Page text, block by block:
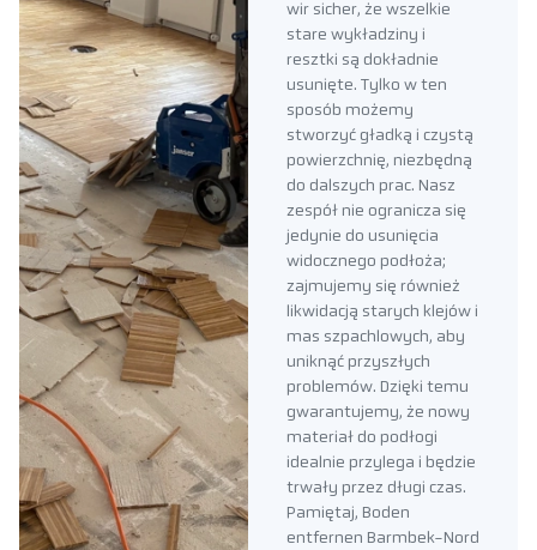
wir sicher, że wszelkie
stare wykładziny i
resztki są dokładnie
usunięte. Tylko w ten
sposób możemy
stworzyć gładką i czystą
powierzchnię, niezbędną
do dalszych prac. Nasz
zespół nie ogranicza się
jedynie do usunięcia
widocznego podłoża;
zajmujemy się również
likwidacją starych klejów i
mas szpachlowych, aby
uniknąć przyszłych
problemów. Dzięki temu
gwarantujemy, że nowy
materiał do podłogi
idealnie przylega i będzie
trwały przez długi czas.
Pamiętaj, Boden
entfernen Barmbek-Nord